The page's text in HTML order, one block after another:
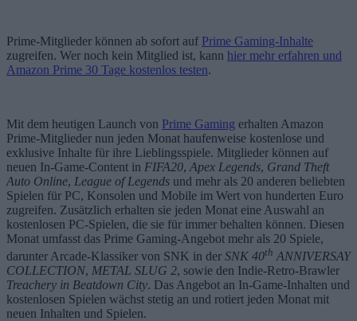
Prime-Mitglieder können ab sofort auf Prime Gaming-Inhalte
zugreifen. Wer noch kein Mitglied ist, kann hier mehr erfahren und
Amazon Prime 30 Tage kostenlos testen.
Mit dem heutigen Launch von Prime Gaming erhalten Amazon
Prime-Mitglieder nun jeden Monat haufenweise kostenlose und
exklusive Inhalte für ihre Lieblingsspiele. Mitglieder können auf
neuen In-Game-Content in FIFA20, Apex Legends, Grand Theft
Auto Online, League of Legends und mehr als 20 anderen beliebten
Spielen für PC, Konsolen und Mobile im Wert von hunderten Euro
zugreifen. Zusätzlich erhalten sie jeden Monat eine Auswahl an
kostenlosen PC-Spielen, die sie für immer behalten können. Diesen
Monat umfasst das Prime Gaming-Angebot mehr als 20 Spiele,
darunter Arcade-Klassiker von SNK in der SNK 40th ANNIVERSAY
COLLECTION, METAL SLUG 2, sowie den Indie-Retro-Brawler
Treachery in Beatdown City. Das Angebot an In-Game-Inhalten und
kostenlosen Spielen wächst stetig an und rotiert jeden Monat mit
neuen Inhalten und Spielen.